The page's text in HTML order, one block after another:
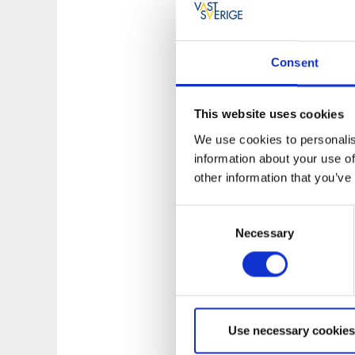
Consent
This website uses cookies
We use cookies to
information about your use
other information that
Necessary
Use necessary
Åk med
Under
familjen och
Bokningar
Underhållet av
En tur kan vara
skeppet. Det är
En guidning av
själv Hur
äventyr med
där det ligger i
Skeppet är 24 m